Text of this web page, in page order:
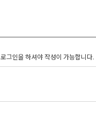
로그인을 하셔야 작성이 가능합니다.